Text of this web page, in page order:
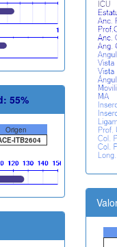
55%
Origen
ITB2604